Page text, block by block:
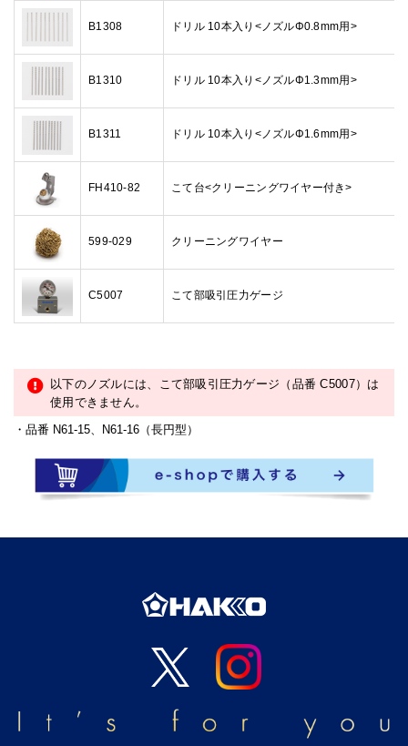
B1308 ドリル 10本入り<ノズルΦ0.8mm用>
B1310 ドリル 10本入り<ノズルΦ1.3mm用>
B1311 ドリル 10本入り<ノズルΦ1.6mm用>
FH410-82 こて台<クリーニングワイヤー付き>
599-029 クリーニングワイヤー
C5007 こて部吸引圧力ゲージ
以下のノズルには、こて部吸引圧力ゲージ（品番 C5007）は
使用できません。
品番 N61-15、N61-16（長円型）